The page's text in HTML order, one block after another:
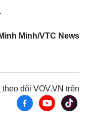
khoán
Minh Minh/VTC News
dõi VOV.VN trên